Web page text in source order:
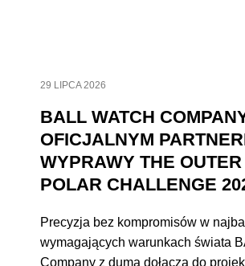
29 LIPCA 2026
BALL WATCH
OFICJALNYM
WYPRAWY THE
POLAR CHALLENGE
Precyzja bez kompromisów w
wymagających warunkach świata
Company z dumą dołącza do